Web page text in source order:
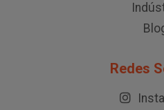
Redes